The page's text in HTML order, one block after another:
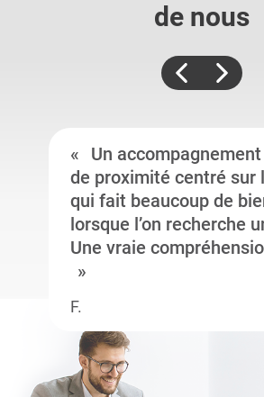
de nous
Un
de proximité centré sur
qui fait beaucoup de
lorsque l’on recherche
Une vraie
F.